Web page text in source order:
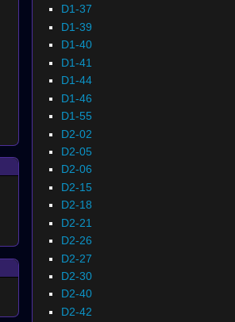
D1-37
D1-39
D1-40
D1-41
D1-44
D1-46
D1-55
D2-02
D2-05
D2-06
D2-15
D2-18
D2-21
D2-26
D2-27
D2-30
D2-40
D2-42